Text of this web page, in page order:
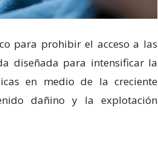
para prohibir el acceso a las
diseñada para intensificar la
en medio de la creciente
dañino y la explotación